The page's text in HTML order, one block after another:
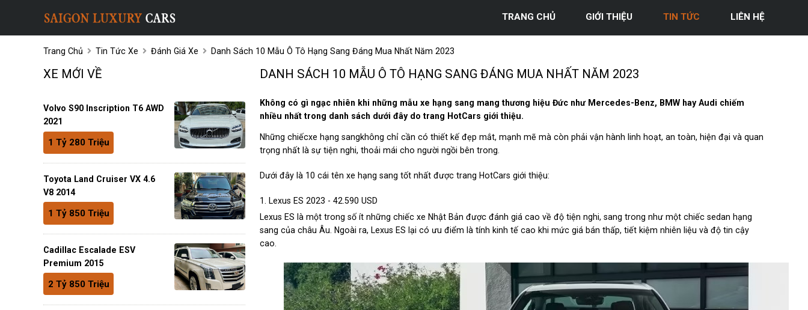
TRANG CHỦ GIỚI THIỆU TIN TỨC LIÊN HỆ
Trang Chủ Tin Tức Xe Đánh Giá Xe Danh Sách 10 Mẫu Ô Tô Hạng Sang Đáng Mua Nhất Năm 2023
DANH SÁCH 10 MẪU Ô TÔ HẠNG SANG ĐÁNG MUA NHẤT NĂM 2023
Không có gì ngạc nhiên khi những mẫu xe hạng sang mang thương hiệu Đức như Mercedes-Benz, BMW hay Audi chiếm
nhiều nhất trong danh sách dưới đây do trang HotCars giới thiệu.
Những chiếcxe hạng sangkhông chỉ cần có thiết kế đẹp mắt, mạnh mẽ mà còn phải vận hành linh hoạt, an toàn, hiện đại và quan
trọng nhất là sự tiện nghi, thoải mái cho người ngồi bên trong.
Dưới đây là 10 cái tên xe hạng sang tốt nhất được trang HotCars giới thiệu:
1. Lexus ES 2023 - 42.590 USD
Lexus ES là một trong số ít những chiếc xe Nhật Bản được đánh giá cao về độ tiện nghi, sang trong như một chiếc sedan hạng
sang của châu Âu. Ngoài ra, Lexus ES lại có ưu điểm là tính kinh tế cao khi mức giá bán thấp, tiết kiệm nhiên liệu và độ tin cậy
cao.
XE MỚI VỀ
Volvo S90 Inscription T6 AWD
2021
1 Tỷ 280 Triệu
Toyota Land Cruiser VX 4.6
V8 2014
1 Tỷ 850 Triệu
Cadillac Escalade ESV
Premium 2015
2 Tỷ 850 Triệu